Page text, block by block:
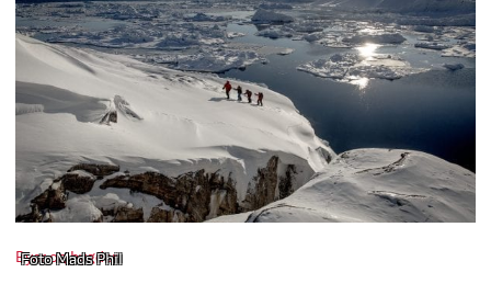
Foto Mads Phil
Byer og bygder